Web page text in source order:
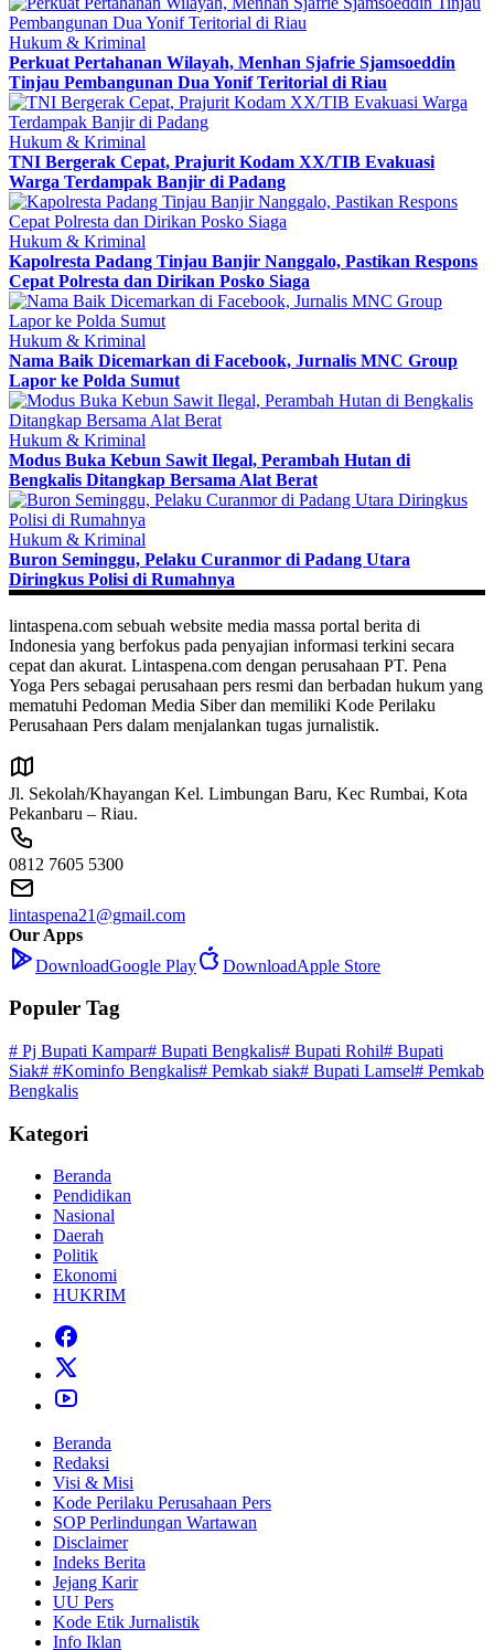
Hukum & Kriminal
Perkuat Pertahanan Wilayah, Menhan Sjafrie Sjamsoeddin
Tinjau Pembangunan Dua Yonif Teritorial di Riau
Hukum & Kriminal
TNI Bergerak Cepat, Prajurit Kodam XX/TIB Evakuasi
Warga Terdampak Banjir di Padang
Hukum & Kriminal
Kapolresta Padang Tinjau Banjir Nanggalo, Pastikan Respons
Cepat Polresta dan Dirikan Posko Siaga
Hukum & Kriminal
Nama Baik Dicemarkan di Facebook, Jurnalis MNC Group
Lapor ke Polda Sumut
Hukum & Kriminal
Modus Buka Kebun Sawit Ilegal, Perambah Hutan di
Bengkalis Ditangkap Bersama Alat Berat
Hukum & Kriminal
Buron Seminggu, Pelaku Curanmor di Padang Utara
Diringkus Polisi di Rumahnya
lintaspena.com sebuah website media massa portal berita di
Indonesia yang berfokus pada penyajian informasi terkini secara
cepat dan akurat. Lintaspena.com dengan perusahaan PT. Pena
Yoga Pers sebagai perusahaan pers resmi dan berbadan hukum yang
mematuhi Pedoman Media Siber dan memiliki Kode Perilaku
Perusahaan Pers dalam menjalankan tugas jurnalistik.
Jl. Sekolah/Khayangan Kel. Limbungan Baru, Kec Rumbai, Kota
Pekanbaru – Riau.
0812 7605 5300
lintaspena21@gmail.com
Our Apps
DownloadGoogle Play DownloadApple Store
Populer Tag
# Pj Bupati Kampar# Bupati Bengkalis# Bupati Rohil# Bupati
Siak# #Kominfo Bengkalis# Pemkab siak# Bupati Lamsel# Pemkab
Bengkalis
Kategori
Beranda
Pendidikan
Nasional
Daerah
Politik
Ekonomi
HUKRIM
Beranda
Redaksi
Visi & Misi
Kode Perilaku Perusahaan Pers
SOP Perlindungan Wartawan
Disclaimer
Indeks Berita
Jejang Karir
UU Pers
Kode Etik Jurnalistik
Info Iklan